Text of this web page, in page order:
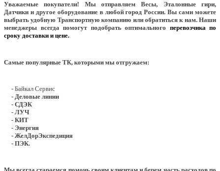
Уважаемые покупатели! Мы отправляем Весы, Эталонные гири,
Датчики и другое оборудование в любой город России. Вы сами можете
выбрать удобную Транспортную компанию или обратиться к нам. Наши
менеджеры всегда помогут подобрать оптимального перевозчика по
сроку доставки и цене.
Самые популярные ТК, которыми мы отгружаем:
- Байкал Сервис
- Деловые линии
- СДЭК
- ЛУЧ
- КИТ
- Энергия
- ЖелДорЭкспедиция
- ПЭК.